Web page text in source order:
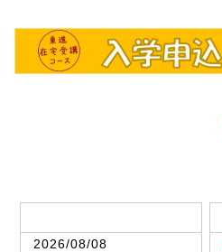
2026/08/08